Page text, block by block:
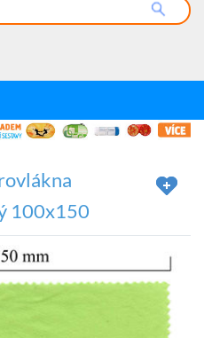
100x150